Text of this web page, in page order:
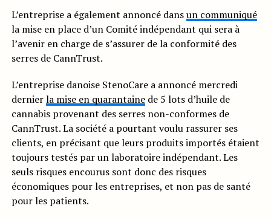
L’entreprise a également annoncé dansun communiqué
la mise en place d’un Comité indépendant qui sera à
l’avenir en charge de s’assurer de la conformité des
serres de CannTrust.
L’entreprise danoise StenoCare a annoncé mercredi
dernierla mise en quarantainede 5 lots d’huile de
cannabis provenant des serres non-conformes de
CannTrust. La société a pourtant voulu rassurer ses
clients, en précisant que leurs produits importés étaient
toujours testés par un laboratoire indépendant. Les
seuls risques encourus sont donc des risques
économiques pour les entreprises, et non pas de santé
pour les patients.